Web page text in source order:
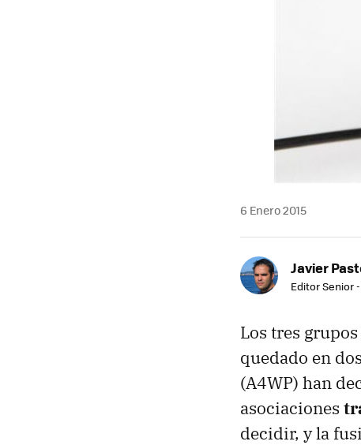
6 Enero 2015
Javier
Editor Senior
Los tres
quedado en
(A4WP) han
asociaciones
decidir, y la